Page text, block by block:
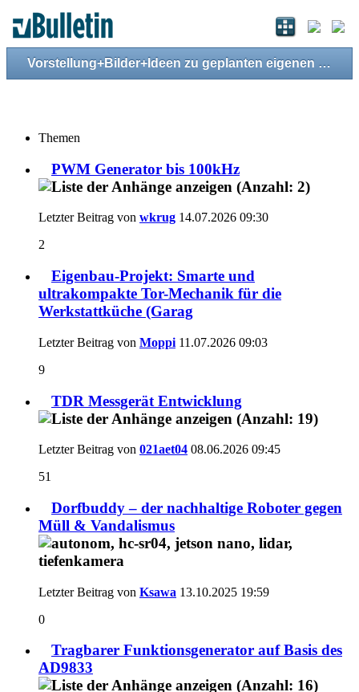
Vorstellung+Bilder+Ideen zu geplanten eigenen Projekten/Bots
Themen
PWM Generator bis 100kHz
Letzter Beitrag von wkrug 14.07.2026 09:30
2
Eigenbau-Projekt: Smarte und
ultrakompakte Tor-Mechanik für die
Werkstattküche (Garag
Letzter Beitrag von Moppi 11.07.2026 09:03
9
TDR Messgerät Entwicklung
Letzter Beitrag von 021aet04 08.06.2026 09:45
51
Dorfbuddy – der nachhaltige Roboter gegen
Müll & Vandalismus
Letzter Beitrag von Ksawa 13.10.2025 19:59
0
Tragbarer Funktionsgenerator auf Basis des
AD9833